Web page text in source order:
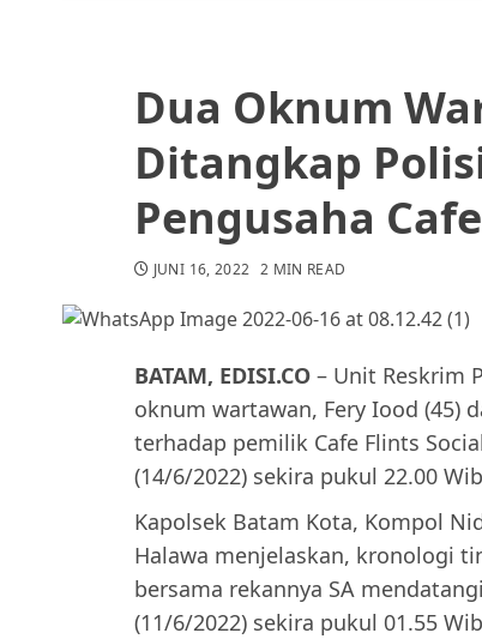
Dua Oknum
Ditangkap
Pengusaha Cafe
JUNI 16, 2022 2 MIN READ
BATAM, EDISI.CO – Unit Reskrim
oknum wartawan, Fery Iood (45)
terhadap pemilik Cafe Flints
(14/6/2022) sekira pukul 22.00
Kapolsek Batam Kota, Kompol
Halawa menjelaskan, kronologi
bersama rekannya SA
(11/6/2022) sekira pukul 01.55